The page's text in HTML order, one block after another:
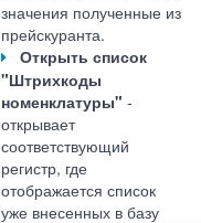
значения полученные из
прейскуранта.
Открыть список
"Штрихкоды
номенклатуры" -
открывает
соответствующий
регистр, где
отображается список
уже внесенных в базу